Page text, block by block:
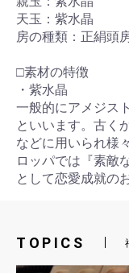
天玉：紫水晶
房の種類：正絹頭
□素材の特徴
・紫水晶
一般的にアメジス
といいます。古く
などに用いられ様
ロッパでは『素敵
として恋愛成就の
TOPICS